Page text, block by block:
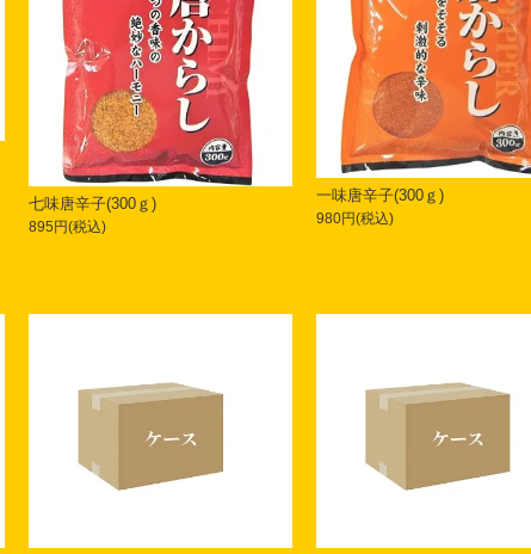
七味唐辛子(300ｇ)
895円(税込)
一味唐辛子(300ｇ)
980円(税込)